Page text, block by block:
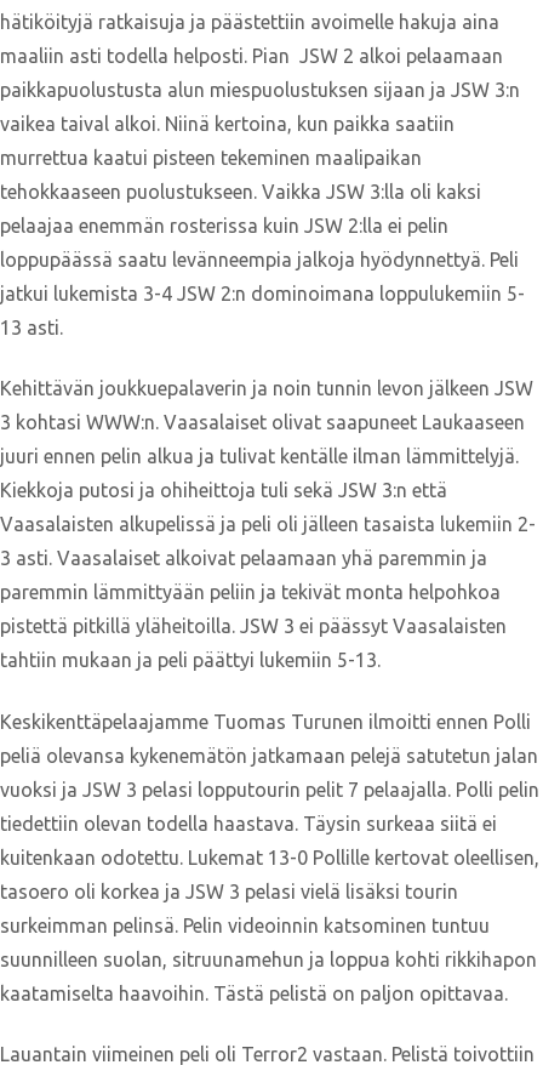
hätiköityjä ratkaisuja ja päästettiin avoimelle hakuja aina
maaliin asti todella helposti. Pian JSW 2 alkoi pelaamaan
paikkapuolustusta alun miespuolustuksen sijaan ja JSW 3:n
vaikea taival alkoi. Niinä kertoina, kun paikka saatiin
murrettua kaatui pisteen tekeminen maalipaikan
tehokkaaseen puolustukseen. Vaikka JSW 3:lla oli kaksi
pelaajaa enemmän rosterissa kuin JSW 2:lla ei pelin
loppupäässä saatu levänneempia jalkoja hyödynnettyä. Peli
jatkui lukemista 3-4 JSW 2:n dominoimana loppulukemiin 5-
13 asti.
Kehittävän joukkuepalaverin ja noin tunnin levon jälkeen JSW
3 kohtasi WWW:n. Vaasalaiset olivat saapuneet Laukaaseen
juuri ennen pelin alkua ja tulivat kentälle ilman lämmittelyjä.
Kiekkoja putosi ja ohiheittoja tuli sekä JSW 3:n että
Vaasalaisten alkupelissä ja peli oli jälleen tasaista lukemiin 2-
3 asti. Vaasalaiset alkoivat pelaamaan yhä paremmin ja
paremmin lämmittyään peliin ja tekivät monta helpohkoa
pistettä pitkillä yläheitoilla. JSW 3 ei päässyt Vaasalaisten
tahtiin mukaan ja peli päättyi lukemiin 5-13.
Keskikenttäpelaajamme Tuomas Turunen ilmoitti ennen Polli
peliä olevansa kykenemätön jatkamaan pelejä satutetun jalan
vuoksi ja JSW 3 pelasi lopputourin pelit 7 pelaajalla. Polli pelin
tiedettiin olevan todella haastava. Täysin surkeaa siitä ei
kuitenkaan odotettu. Lukemat 13-0 Pollille kertovat oleellisen,
tasoero oli korkea ja JSW 3 pelasi vielä lisäksi tourin
surkeimman pelinsä. Pelin videoinnin katsominen tuntuu
suunnilleen suolan, sitruunamehun ja loppua kohti rikkihapon
kaatamiselta haavoihin. Tästä pelistä on paljon opittavaa.
Lauantain viimeinen peli oli Terror2 vastaan. Pelistä toivottiin